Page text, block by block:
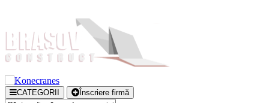
CATEGORII Înscriere firmă